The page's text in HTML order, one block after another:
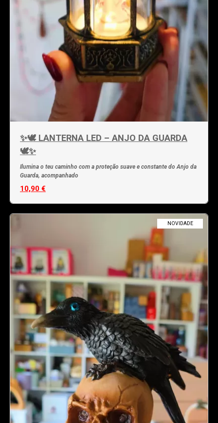
✨🕊️ LANTERNA LED – ANJO DA GUARDA
🕊️✨
Ilumina o teu caminho com a proteção suave e constante do Anjo da
Guarda, acompanhado
10,90 €
NOVIDADE